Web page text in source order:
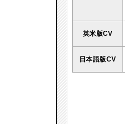
英米版CV
日本語版CV